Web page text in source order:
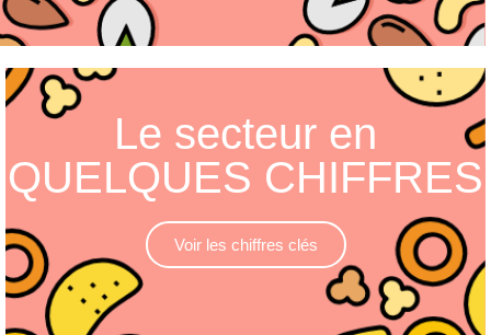
Le secteur en
QUELQUES CHIFFRES
Voir les chiffres clés